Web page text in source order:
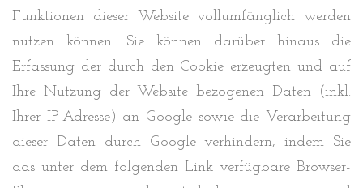
Funktionen dieser Website vollumfänglich werden
nutzen können. Sie können darüber hinaus die
Erfassung der durch den Cookie erzeugten und auf
Ihre Nutzung der Website bezogenen Daten (inkl.
Ihrer IP-Adresse) an Google sowie die Verarbeitung
dieser Daten durch Google verhindern, indem Sie
das unter dem folgenden Link verfügbare Browser-